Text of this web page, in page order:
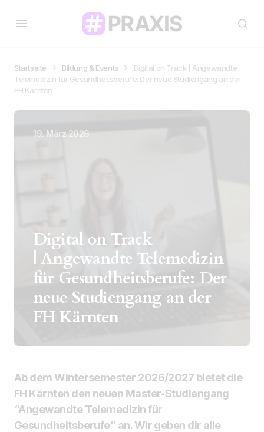
Startseite Bildung & Events
Digital on Track | Angewandte
Telemedizin für Gesundheitsberufe: Der neue Studiengang an der
FH Kärnten
19. März 2026
Digital on Track
| Angewandte Telemedizin
für Gesundheitsberufe: Der
neue Studiengang an der
FH Kärnten
Ab dem Wintersemester 2026/2027 bietet die
FH Kärnten den neuen Master-Studiengang
“Angewandte Telemedizin für
Gesundheitsberufe” an. Wir geben dir alle